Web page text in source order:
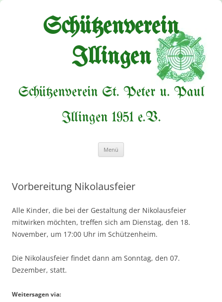
Schützenverein
Illingen
Schützenverein St. Peter u. Paul
Illingen 1951 e.V.
Menü
Vorbereitung Nikolausfeier
Alle Kinder, die bei der Gestaltung der Nikolausfeier
mitwirken möchten, treffen sich am Dienstag, den 18.
November, um 17:00 Uhr im Schützenheim.
Die Nikolausfeier findet dann am Sonntag, den 07.
Dezember, statt.
Weitersagen via: